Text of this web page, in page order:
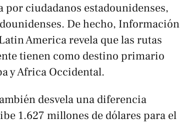
ciudadanos estadounidenses,
De hecho, Información
America revela que las rutas
tienen como destino primario
y Africa Occidental.
desvela una diferencia
1.627 millones de dólares para el